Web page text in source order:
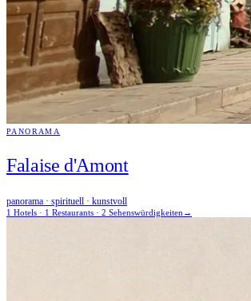
PANORAMA
Falaise d'Amont
panorama · spirituell · kunstvoll
1 Hotels · 1 Restaurants · 2 Sehenswürdigkeiten →